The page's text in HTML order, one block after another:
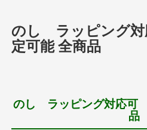
のし ラッピング
定可能 全商品
のし ラッピング対応可
品